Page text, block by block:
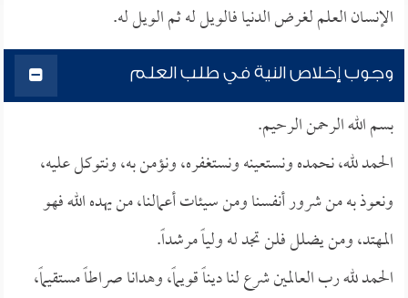
الإنسان العلم لغرض الدنيا فالويل له ثم الويل له.
وجوب إخلاص النية في طلب العلم
بسم الله الرحمن الرحيم.
الحمد لله، نحمده ونستعينه ونستغفره، ونؤمن به، ونتوكل عليه،
ونعوذ به من شرور أنفسنا ومن سيئات أعمالنا، من يهده الله فهو
المهتد، ومن يضلل فلن تجد له ولياً مرشداً.
الحمد لله رب العالمين شرع لنا ديناً قويماً، وهدانا صراطاً مستقيماً،